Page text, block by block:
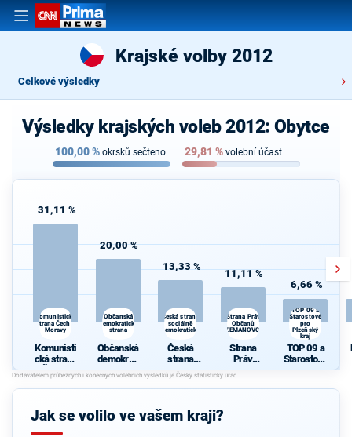
Krajské volby 2012
Celkové výsledky
Výsledky krajských voleb 2012: Obytce
100,00% okrsků sečteno 29,81 % volební účast
31,11 %
Komunistická
strana Čech a
Moravy
Komunisti
cká strana
Čech a
Moravy
20,00 %
Občanská
demokratická
strana
Občanská
demokrati
cká strana
13,33 %
Česká strana
sociálně
demokratická
Česká
strana
sociálně
demokrati
cká
11,11 %
Strana Práv
Občanů
ZEMANOVCI
Strana
Práv
Občanů
ZEMANO
VCI
6,66 %
TOP 09 a
Starostové
pro
Plzeňský
kraj
TOP 09 a
Starostové
pro
kraj
Jak se volilo ve vašem kraji?